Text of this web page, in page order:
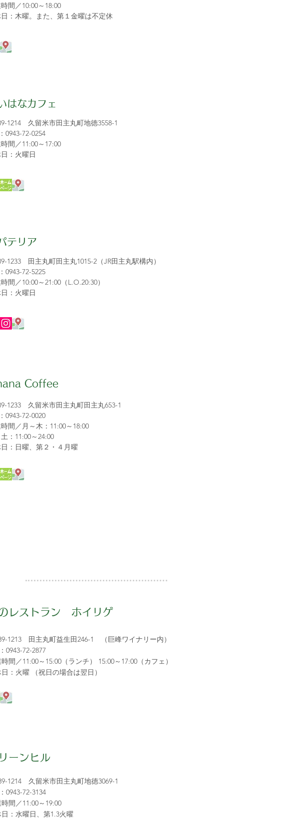
間／10:00～18:00
：木曜。また、第１金曜は不定休
はなカフェ
1214 久留米市田主丸町地徳3558-1
0943-72-0254
間／11:00～17:00
：火曜日
テリア
1233 田主丸町田主丸1015-2（JR田主丸駅構内）
0943-72-5225
間／10:00～21:00（L.O.20:30）
：火曜日
Coffee
1233 久留米市田主丸町田主丸653-1
0943-72-0020
間／月～木：11:00～18:00
：11:00～24:00
：日曜、第２・４月曜
レストラン ホイリゲ
1213 田主丸町益生田246-1 （巨峰ワイナリー内）
0943-72-2877
間／11:00～15:00（ランチ） 15:00～17:00（カフェ）
：火曜 （祝日の場合は翌日）
ーンヒル
1214 久留米市田主丸町地徳3069-1
0943-72-3134
間／11:00～19:00
日：水曜日、第1.3火曜